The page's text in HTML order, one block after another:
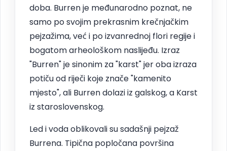
doba. Burren je međunarodno poznat, ne
samo po svojim prekrasnim krečnjačkim
pejzažima, već i po izvanrednoj flori regije i
bogatom arheološkom naslijeđu. Izraz
"Burren" je sinonim za "karst" jer oba izraza
potiču od riječi koje znače "kamenito
mjesto", ali Burren dolazi iz galskog, a Karst
iz staroslovenskog.
Led i voda oblikovali su sadašnji pejzaž
Burrena. Tipična popločana površina